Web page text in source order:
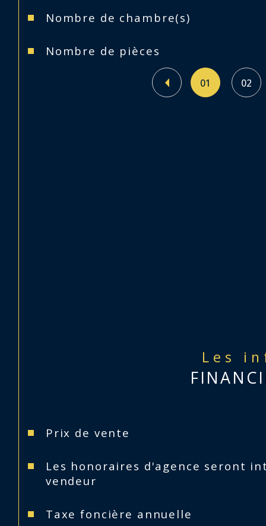
Nombre de chambre(s)
Nombre de pièces
01 02
Les
Prix de vente
Les honoraires d'agence seront
vendeur
Taxe foncière annuelle